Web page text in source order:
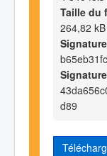
Taille du
264,82 kB
d89